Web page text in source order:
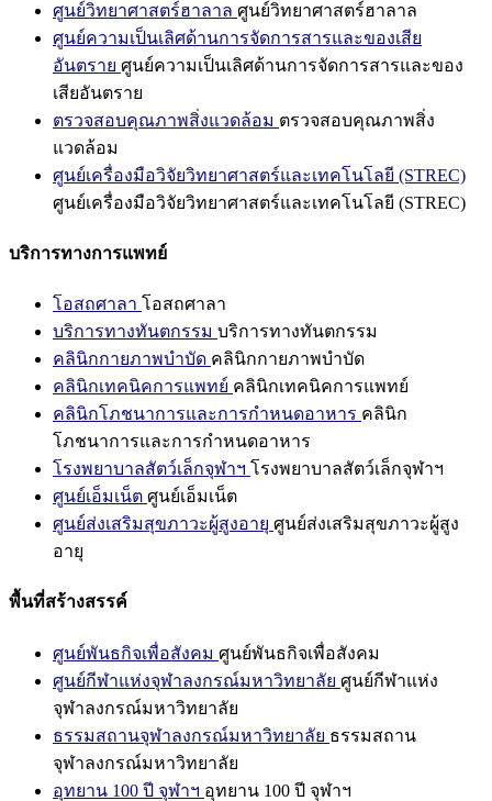
ศูนย์วิทยาศาสตร์ฮาลาล ศูนย์วิทยาศาสตร์ฮาลาล
ศูนย์ความเป็นเลิศด้านการจัดการสารและของเสีย
อันตราย ศูนย์ความเป็นเลิศด้านการจัดการสารและของ
เสียอันตราย
ตรวจสอบคุณภาพสิ่งแวดล้อม ตรวจสอบคุณภาพสิ่ง
แวดล้อม
ศูนย์เครื่องมือวิจัยวิทยาศาสตร์และเทคโนโลยี (STREC)
ศูนย์เครื่องมือวิจัยวิทยาศาสตร์และเทคโนโลยี (STREC)
บริการทางการแพทย์
โอสถศาลา โอสถศาลา
บริการทางทันตกรรม บริการทางทันตกรรม
คลินิกกายภาพบำบัด คลินิกกายภาพบำบัด
คลินิกเทคนิคการแพทย์ คลินิกเทคนิคการแพทย์
คลินิกโภชนาการและการกำหนดอาหาร คลินิก
โภชนาการและการกำหนดอาหาร
โรงพยาบาลสัตว์เล็กจุฬาฯ โรงพยาบาลสัตว์เล็กจุฬาฯ
ศูนย์เอ็มเน็ต ศูนย์เอ็มเน็ต
ศูนย์ส่งเสริมสุขภาวะผู้สูงอายุ ศูนย์ส่งเสริมสุขภาวะผู้สูง
อายุ
พื้นที่สร้างสรรค์
ศูนย์พันธกิจเพื่อสังคม ศูนย์พันธกิจเพื่อสังคม
ศูนย์กีฬาแห่งจุฬาลงกรณ์มหาวิทยาลัย ศูนย์กีฬาแห่ง
จุฬาลงกรณ์มหาวิทยาลัย
ธรรมสถานจุฬาลงกรณ์มหาวิทยาลัย ธรรมสถาน
จุฬาลงกรณ์มหาวิทยาลัย
อุทยาน 100 ปี จุฬาฯ อุทยาน 100 ปี จุฬาฯ